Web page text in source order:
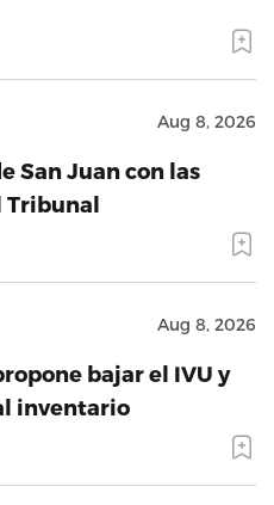
Aug 8, 2026
San Juan con las
Tribunal
Aug 8, 2026
bajar el IVU y
inventario